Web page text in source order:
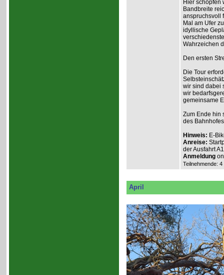
Hier schöpfen
Bandbreite
anspruchsvoll
Mal am Ufer
idyllische
Wahrzeichen
Den ersten
Die Tour
wir sind dabei
wir
gemeinsame
Zum Ende hin
des
Hinweis: E-
Anreise:
der Ausfahrt
Anmeldung
Teilnehmende:
April